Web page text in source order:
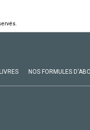
LIVRES NOS FORMULES